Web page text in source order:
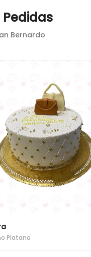
Bernardo
Platano